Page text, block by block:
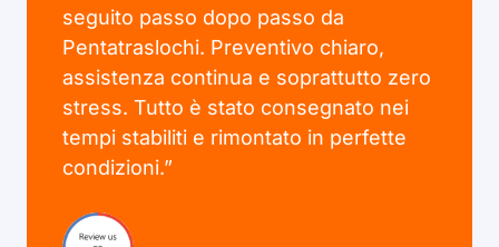
seguito passo dopo passo da
Pentatraslochi. Preventivo chiaro,
assistenza continua e soprattutto zero
stress. Tutto è stato consegnato nei
tempi stabiliti e rimontato in perfette
condizioni.”